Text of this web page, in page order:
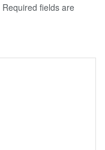
Required fields are